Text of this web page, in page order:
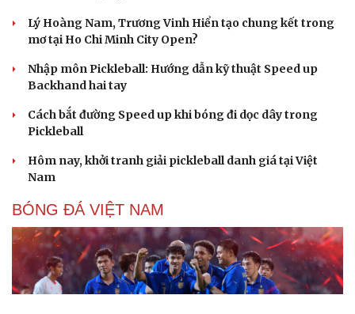
Lý Hoàng Nam, Trương Vinh Hiển tạo chung kết trong
mơ tại Ho Chi Minh City Open?
Nhập môn Pickleball: Hướng dẫn kỹ thuật Speed up
Backhand hai tay
Cách bắt đường Speed up khi bóng đi dọc dây trong
Pickleball
Hôm nay, khởi tranh giải pickleball danh giá tại Việt
Nam
BÓNG ĐÁ VIỆT NAM